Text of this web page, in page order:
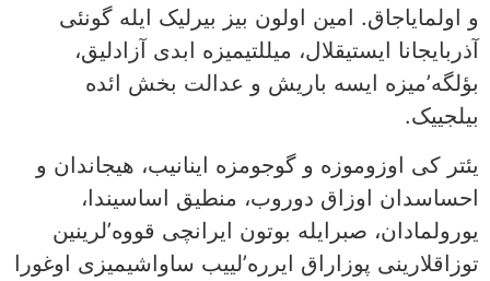
و اولمایاجاق. امین اولون بیز بیرلیک ایله گونئی
آذربایجانا ایستیقلال، میللتیمیزه ابدی آزادلیق،
بؤلگه’میزه ایسه باریش و عدالت بخش ائده
بیلجییک.
یئتر کی اوزوموزه و گوجومزه اینانیب، هیجاندان و
احساسدان اوزاق دوروب، منطیق اساسیندا،
یورولمادان، صبرایله بوتون ایرانچی قووه’لرینین
توزاقلارینی پوزاراق ایرره’لییب ساواشیمیزی اوغورا